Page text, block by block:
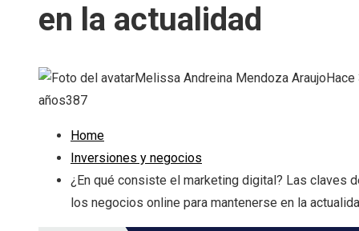
en la actualidad
Melissa Andreina Mendoza Araujo Hace
años387
Home
Inversiones y negocios
¿En qué consiste el marketing digital? Las claves
los negocios online para mantenerse en la